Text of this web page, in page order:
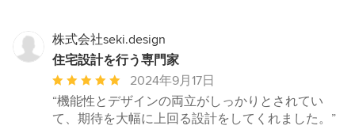
株式会社seki.design
住宅設計を行う専門家
平
均
評
2024年9月17日
“機能性とデザインの両立がしっかりとされてい
て、期待を大幅に上回る設計をしてくれました。”